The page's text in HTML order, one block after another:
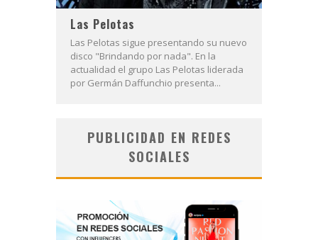
Las Pelotas
Las Pelotas sigue presentando su nuevo
disco "Brindando por nada". En la
actualidad el grupo Las Pelotas liderada
por Germán Daffunchio presenta...
PUBLICIDAD EN REDES
SOCIALES